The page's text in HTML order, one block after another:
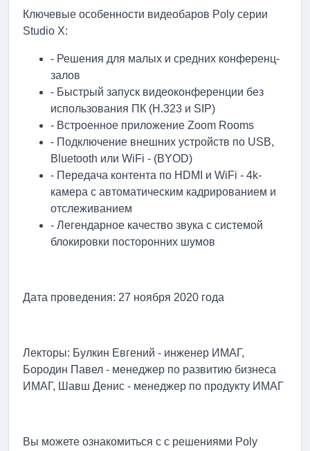
Ключевые особенности видеобаров Poly серии
Studio X:
- Решения для малых и средних конференц-
залов
- Быстрый запуск видеоконференции без
использования ПК (H.323 и SIP)
- Встроенное приложение Zoom Rooms
- Подключение внешних устройств по USB,
Bluetooth или WiFi - (BYOD)
- Передача контента по HDMI и WiFi - 4k-
камера с автоматическим кадрированием и
отслеживанием
- Легендарное качество звука с системой
блокировки посторонних шумов
Дата проведения: 27 ноября 2020 года
Лекторы: Булкин Евгений - инженер ИМАГ,
Бородин Павел - менеджер по развитию бизнеса
ИМАГ, Шавш Денис - менеджер по продукту ИМАГ
Вы можете ознакомиться с с решениями Poly